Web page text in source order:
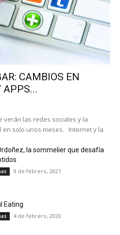
CAMBIOS EN
APPS...
verán las redes sociales y la
en solo unos meses. Internet y la
la sommelier que desafía
9 de febrero, 2021
Eating
4 de febrero, 2020